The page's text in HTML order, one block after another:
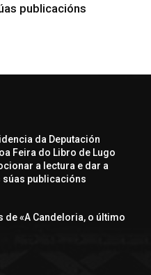
publicacións
da Deputación
Feira do Libro de Lugo
a lectura e dar a
súas publicacións
de «A Candeloria, o último